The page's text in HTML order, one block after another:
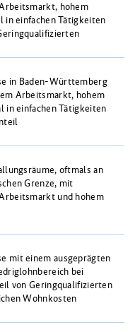
hohem
in einfachen Tätigkeiten
in Baden-Württemberg
Arbeitsmarkt, hohem
in einfachen Tätigkeiten
oftmals an
Grenze, mit
und hohem
mit einem ausgeprägten
bei
von Geringqualifizierten
Wohnkosten